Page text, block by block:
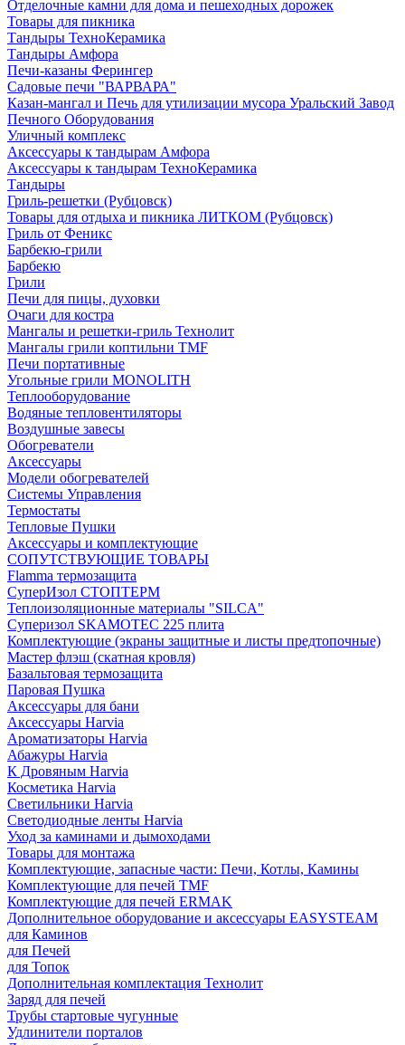
Отделочные камни для дома и пешеходных дорожек
Товары для пикника
Тандыры ТехноКерамика
Тандыры Амфора
Печи-казаны Ферингер
Садовые печи "ВАРВАРА"
Казан-мангал и Печь для утилизации мусора Уральский Завод
Печного Оборудования
Уличный комплекс
Аксессуары к тандырам Амфора
Аксессуары к тандырам ТехноКерамика
Тандыры
Гриль-решетки (Рубцовск)
Товары для отдыха и пикника ЛИТКОМ (Рубцовск)
Гриль от Феникс
Барбекю-грили
Барбекю
Грили
Печи для пицы, духовки
Очаги для костра
Мангалы и решетки-гриль Технолит
Мангалы грили коптильни TMF
Печи портативные
Угольные грили MONOLITH
Теплооборудование
Водяные тепловентиляторы
Воздушные завесы
Обогреватели
Аксессуары
Модели обогревателей
Системы Управления
Термостаты
Тепловые Пушки
Аксессуары и комплектующие
СОПУТСТВУЮЩИЕ ТОВАРЫ
Flamma термозащита
СуперИзол СТОПТЕРМ
Теплоизоляционные материалы "SILCA"
Суперизол SKAMOTEC 225 плита
Комплектующие (экраны защитные и листы предтопочные)
Мастер флэш (скатная кровля)
Базальтовая термозащита
Паровая Пушка
Аксессуары для бани
Аксессуары Harvia
Ароматизаторы Harvia
Абажуры Harvia
К Дровяным Harvia
Косметика Harvia
Светильники Harvia
Светодиодные ленты Harvia
Уход за каминами и дымоходами
Товары для монтажа
Комплектующие, запасные части: Печи, Котлы, Камины
Комплектующие для печей TMF
Комплектующие для печей ERMAK
Дополнительное оборудование и аксессуары EASYSTEAM
для Каминов
для Печей
для Топок
Дополнительная комплектация Технолит
Заряд для печей
Трубы стартовые чугунные
Удлинители порталов